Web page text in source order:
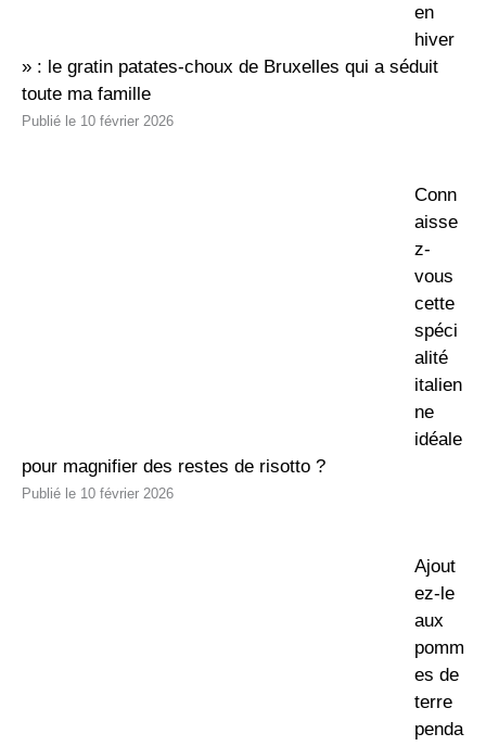
en
hiver
» : le gratin patates-choux de Bruxelles qui a séduit
toute ma famille
10 février 2026
Conn
aisse
z-
vous
cette
spéci
alité
italien
ne
idéale
pour magnifier des restes de risotto ?
10 février 2026
Ajout
ez-le
aux
pomm
es de
terre
penda